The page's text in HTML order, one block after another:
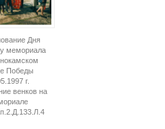
Дня
мемориала
Победы
г.
венков на